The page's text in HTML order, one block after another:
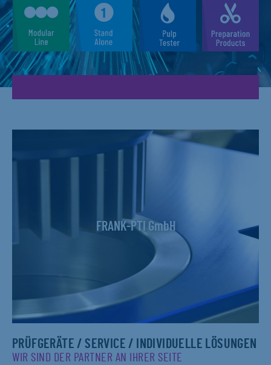
FRANK-PTI GmbH
PRÜFGERÄTE / SERVICE / INDIVIDUELLE LÖSUNGEN
WIR SIND DER PARTNER AN IHRER SEITE